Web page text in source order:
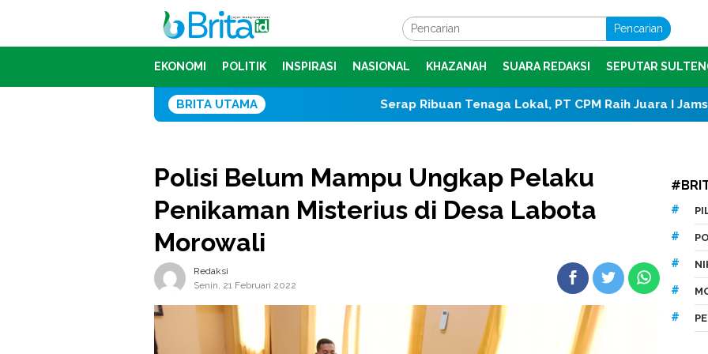
Pencarian
EKONOMI POLITIK INSPIRASI NASIONAL KHAZANAH SUARA REDAKSI SEPUTAR
BRITA UTAMA Serap Ribuan Tenaga Lokal, PT CPM Raih Juara I Jamsostek Award
Polisi Belum Mampu Ungkap Pelaku
Penikaman Misterius di Desa Labota
Morowali
Redaksi
Senin, 21 Februari 2022